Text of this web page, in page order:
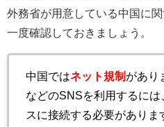
外務省が用意している中国に関
一度確認しておきましょう。
中国ではネット規制 があり
などのSNSを利用するに
スに接続する必要がありま